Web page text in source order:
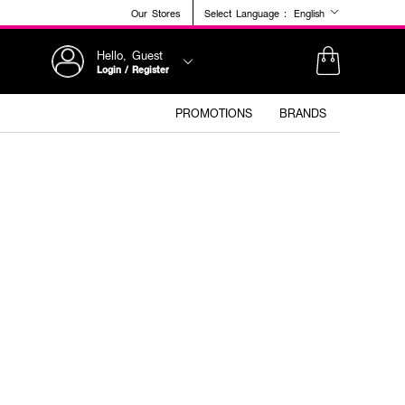
Our Stores Select Language : English
Hello, Guest
Login / Register
PROMOTIONS BRANDS